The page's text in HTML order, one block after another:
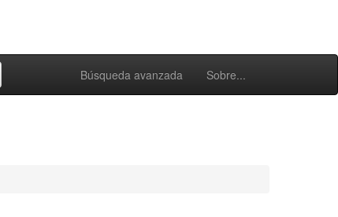
Búsqueda avanzada Sobre...